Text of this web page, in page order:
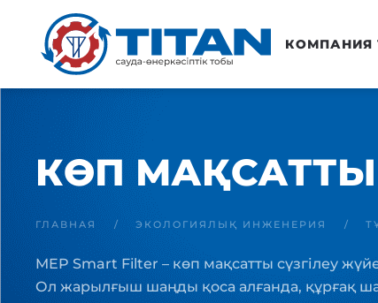
Негізгі мазмұнға өту КОМПАНИЯ
КӨП МАҚСАТТЫ
ГЛАВНАЯ ЭКОЛОГИЯЛЫҚ ИНЖЕНЕРИЯ
MEP Smart Filter – көп мақсатты сүзгілеу
Ол жарылғыш шаңды қоса алғанда, құрғақ